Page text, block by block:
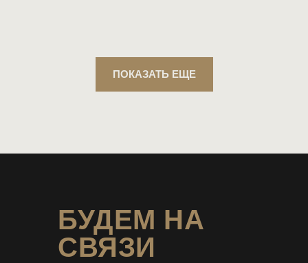
ПОКАЗАТЬ ЕЩЕ
БУДЕМ НА
СВЯЗИ